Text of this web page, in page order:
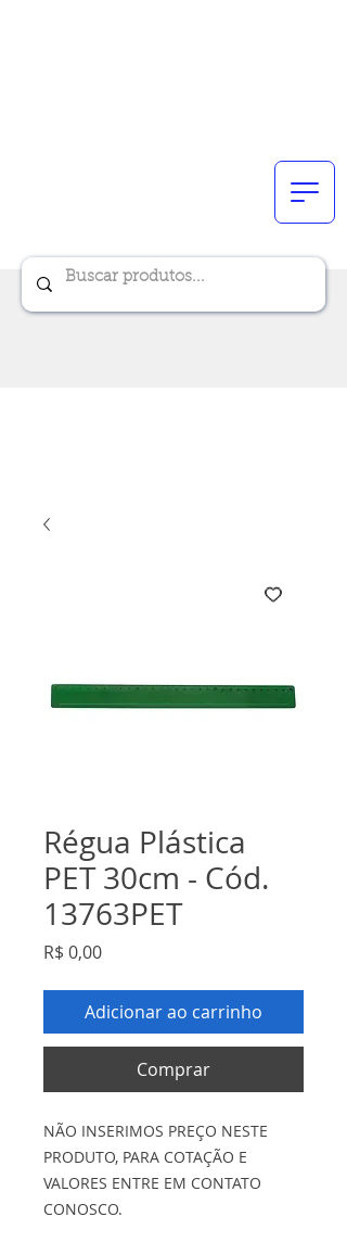
Régua Plástica
PET 30cm - Cód.
13763PET
R$ 0,00Preço
Adicionar ao carrinho
Comprar
NÃO INSERIMOS PREÇO NESTE
PRODUTO, PARA COTAÇÃO E
VALORES ENTRE EM CONTATO
CONOSCO.